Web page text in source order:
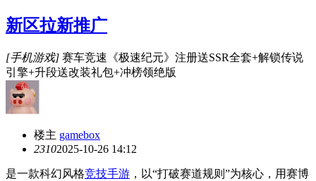
新区拉新推广
[手机游戏] 赛车竞速《极速纪元》注册送SSR全套+解锁传说
引擎+升段送改装礼包+冲榜领绝版
楼主 gamebox
23102025-10-26 14:12
是一款科幻风格竞技手游 ，以“打破赛道规则”为核心，用赛博